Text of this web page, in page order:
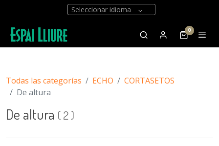
Seleccionar idioma
0
Todas las categorías ECHO
CORTASETOS
De altura
De altura ( 2)